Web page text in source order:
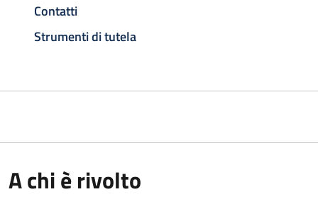
Contatti
Strumenti di tutela
A chi è rivolto